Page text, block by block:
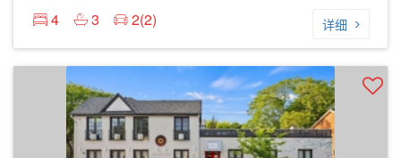
4
3 2(2) 详细